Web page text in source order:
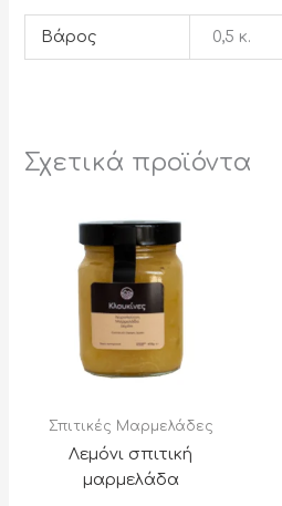
Βάρος 0,5 κ.
Σχετικά προϊόντα
Σπιτικές Μαρμελάδες
Λεμόνι σπιτική
μαρμελάδα